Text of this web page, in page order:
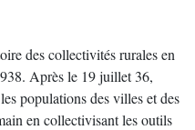
des collectivités rurales en
Après le 19 juillet 36,
populations des villes et des
en collectivisant les outils